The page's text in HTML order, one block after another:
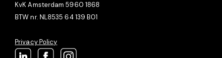
KvK Amsterdam 5960 1868
BTW nr. NL8535 64 139 B01
Privacy Policy